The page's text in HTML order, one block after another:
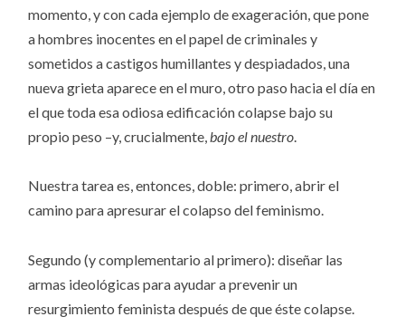
momento, y con cada ejemplo de exageración, que pone
a hombres inocentes en el papel de criminales y
sometidos a castigos humillantes y despiadados, una
nueva grieta aparece en el muro, otro paso hacia el día en
el que toda esa odiosa edificación colapse bajo su
propio peso –y, crucialmente,bajo el nuestro.
Nuestra tarea es, entonces, doble: primero, abrir el
camino para apresurar el colapso del feminismo.
Segundo (y complementario al primero): diseñar las
armas ideológicas para ayudar a prevenir un
resurgimiento feminista después de que éste colapse.